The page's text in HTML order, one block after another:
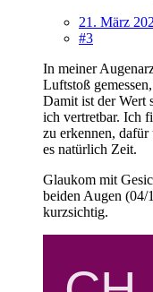
21. März
#3
In meiner
Luftstoß
Damit ist der Wert
ich vertretbar. Ich
zu erkennen,
es natürlich Zeit.
Glaukom mit
beiden Augen (04/
kurzsichtig.